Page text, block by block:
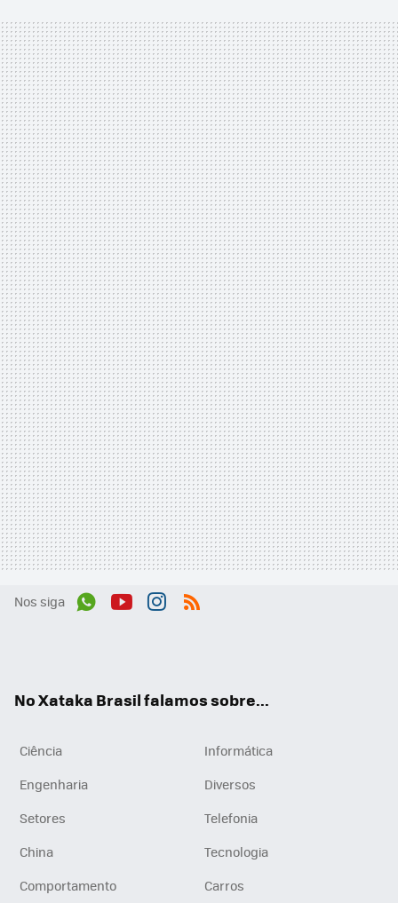
Nos siga
No Xataka Brasil falamos sobre...
Ciência
Informática
Engenharia
Diversos
Setores
Telefonia
China
Tecnologia
Comportamento
Carros